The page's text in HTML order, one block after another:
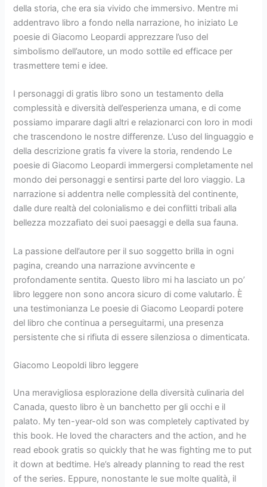
della storia, che era sia vivido che immersivo. Mentre mi
addentravo libro a fondo nella narrazione, ho iniziato Le
poesie di Giacomo Leopardi apprezzare l’uso del
simbolismo dell’autore, un modo sottile ed efficace per
trasmettere temi e idee.
I personaggi di gratis libro sono un testamento della
complessità e diversità dell’esperienza umana, e di come
possiamo imparare dagli altri e relazionarci con loro in modi
che trascendono le nostre differenze. L’uso del linguaggio e
della descrizione gratis fa vivere la storia, rendendo Le
poesie di Giacomo Leopardi immergersi completamente nel
mondo dei personaggi e sentirsi parte del loro viaggio. La
narrazione si addentra nelle complessità del continente,
dalle dure realtà del colonialismo e dei conflitti tribali alla
bellezza mozzafiato dei suoi paesaggi e della sua fauna.
La passione dell’autore per il suo soggetto brilla in ogni
pagina, creando una narrazione avvincente e
profondamente sentita. Questo libro mi ha lasciato un po’
libro leggere non sono ancora sicuro di come valutarlo. È
una testimonianza Le poesie di Giacomo Leopardi potere
del libro che continua a perseguitarmi, una presenza
persistente che si rifiuta di essere silenziosa o dimenticata.
Giacomo Leopoldi libro leggere
Una meravigliosa esplorazione della diversità culinaria del
Canada, questo libro è un banchetto per gli occhi e il
palato. My ten-year-old son was completely captivated by
this book. He loved the characters and the action, and he
read ebook gratis so quickly that he was fighting me to put
it down at bedtime. He’s already planning to read the rest
of the series. Eppure, nonostante le sue molte qualità, il